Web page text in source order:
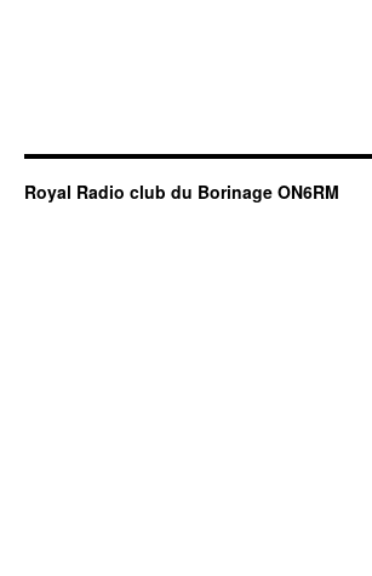
Royal Radio club du Borinage ON6RM